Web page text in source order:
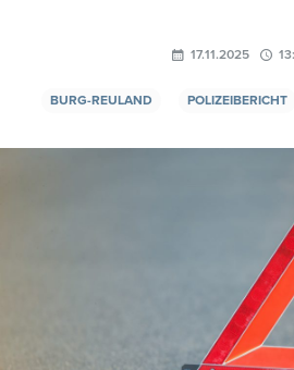
17.11.2025
BURG-REULAND POLIZEIBERICHT